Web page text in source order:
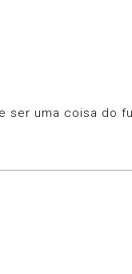
ser uma coisa do